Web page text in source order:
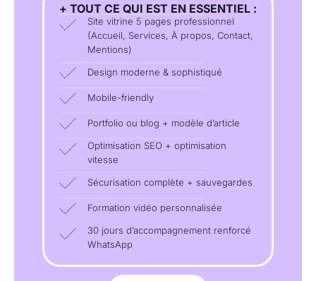
+ TOUT CE QUI EST EN ESSENTIEL :
Site vitrine 5 pages professionnel
(Accueil, Services, À propos, Contact,
Mentions)
Design moderne & sophistiqué
Mobile-friendly
Portfolio ou blog + modèle d’article
Optimisation SEO + optimisation
vitesse
Sécurisation complète + sauvegardes
Formation vidéo personnalisée
30 jours d’accompagnement renforcé
WhatsApp